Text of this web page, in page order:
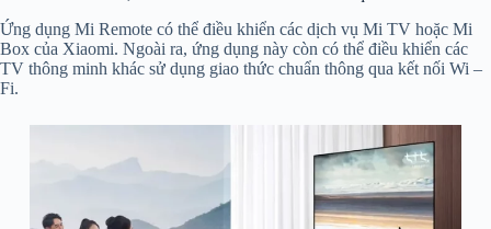
Ứng dụng Mi Remote có thể điều khiển các dịch vụ Mi TV hoặc Mi
Box của Xiaomi. Ngoài ra, ứng dụng này còn có thể điều khiển các
TV thông minh khác sử dụng giao thức chuẩn thông qua kết nối Wi –
Fi.